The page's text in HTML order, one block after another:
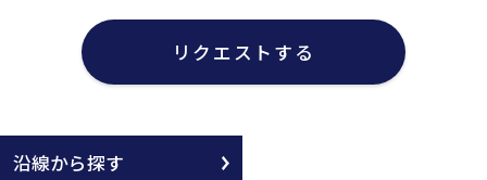
リクエストする
沿線から探す